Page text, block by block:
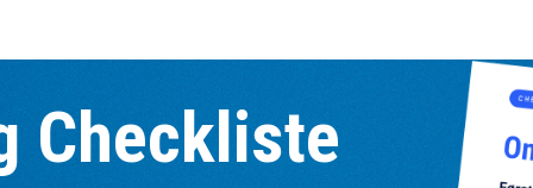
Checkliste